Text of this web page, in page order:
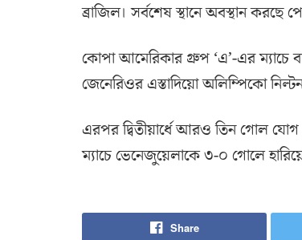
ব্রাজিল। সর্বশেষ স্থানে অবস্থান করছে
কোপা আমেরিকার গ্রুপ ‘এ’-এর ম্যাচে
জেনেরিওর এস্তাদিয়ো অলিম্পিকো নিল্টন
এরপর দ্বিতীয়ার্ধে আরও তিন গোল
ম্যাচে ভেনেজুয়েলাকে ৩-০ গোলে
Share